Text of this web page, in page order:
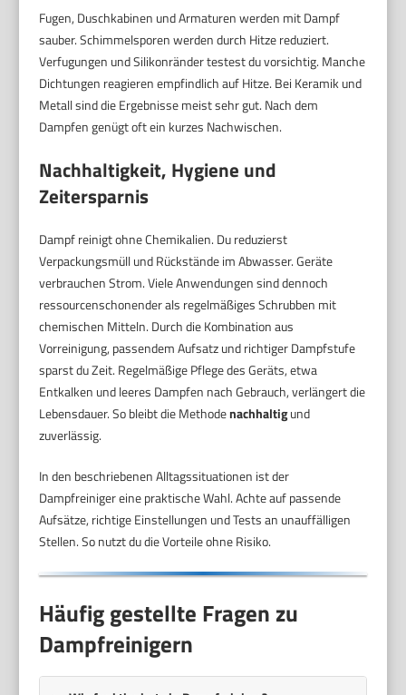
Fugen, Duschkabinen und Armaturen werden mit Dampf
sauber. Schimmelsporen werden durch Hitze reduziert.
Verfugungen und Silikonränder testest du vorsichtig. Manche
Dichtungen reagieren empfindlich auf Hitze. Bei Keramik und
Metall sind die Ergebnisse meist sehr gut. Nach dem
Dampfen genügt oft ein kurzes Nachwischen.
Nachhaltigkeit, Hygiene und
Zeitersparnis
Dampf reinigt ohne Chemikalien. Du reduzierst
Verpackungsmüll und Rückstände im Abwasser. Geräte
verbrauchen Strom. Viele Anwendungen sind dennoch
ressourcenschonender als regelmäßiges Schrubben mit
chemischen Mitteln. Durch die Kombination aus
Vorreinigung, passendem Aufsatz und richtiger Dampfstufe
sparst du Zeit. Regelmäßige Pflege des Geräts, etwa
Entkalken und leeres Dampfen nach Gebrauch, verlängert die
Lebensdauer. So bleibt die Methodenachhaltigund
zuverlässig.
In den beschriebenen Alltagssituationen ist der
Dampfreiniger eine praktische Wahl. Achte auf passende
Aufsätze, richtige Einstellungen und Tests an unauffälligen
Stellen. So nutzt du die Vorteile ohne Risiko.
Häufig gestellte Fragen zu
Dampfreinigern